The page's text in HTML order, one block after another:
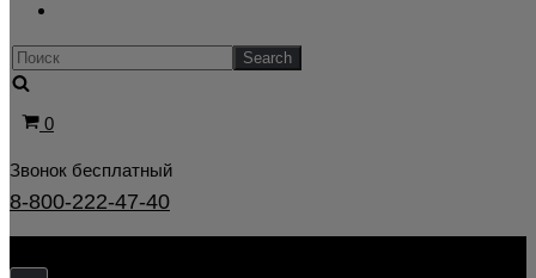
Искать...
Корзина
0
Звонок бесплатный
8-800-222-47-40